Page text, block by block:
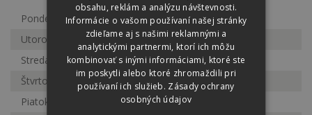
Pondelok
Zatvorené
Utorok
Zatvorené
Streda
Zatvorené
Štvrtok
Zatvorené
Piatok
Zatvorené
obsahu, reklám a analýzu návštevnosti.
Informácie o vašom používaní našej stránky
zdieľame aj s našimi reklamnými a
analytickými partnermi, ktorí ich môžu
kombinovať s inými informáciami, ktoré ste
im poskytli alebo ktoré zhromaždili pri
používaní ich služieb. Zásady ochrany
osobných údajov